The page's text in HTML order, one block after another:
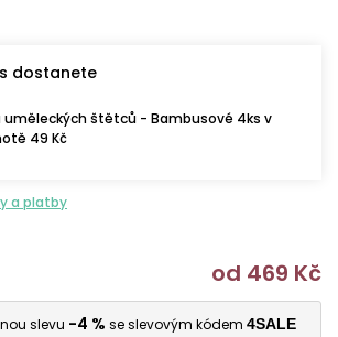
dostanete
uměleckých štětců - Bambusové 4ks v
49 Kč
a platby
od 469 Kč
slevu -4 % se slevovým kódem 4SALE